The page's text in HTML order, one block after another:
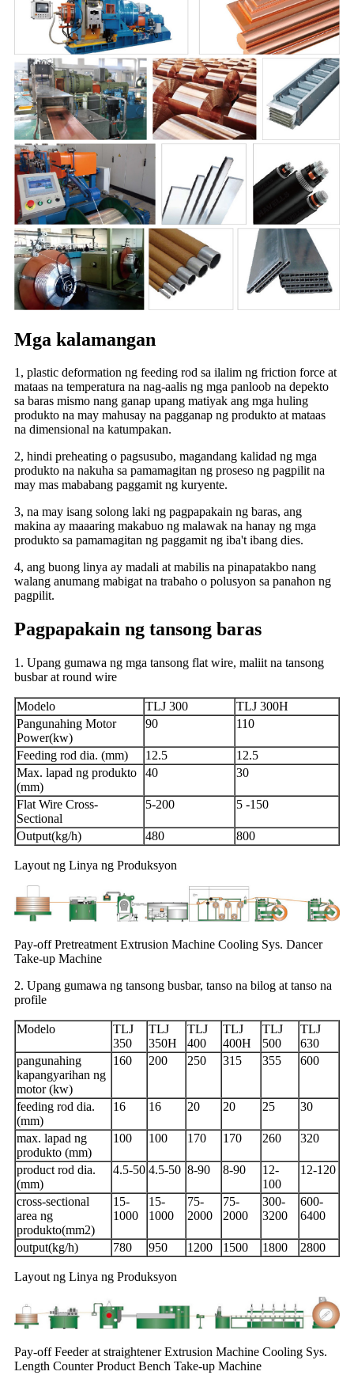
Mga kalamangan
1, plastic deformation ng feeding rod sa ilalim ng friction force at
mataas na temperatura na nag-aalis ng mga panloob na depekto
sa baras mismo nang ganap upang matiyak ang mga huling
produkto na may mahusay na pagganap ng produkto at mataas
na dimensional na katumpakan.
2, hindi preheating o pagsusubo, magandang kalidad ng mga
produkto na nakuha sa pamamagitan ng proseso ng pagpilit na
may mas mababang paggamit ng kuryente.
3, na may isang solong laki ng pagpapakain ng baras, ang
makina ay maaaring makabuo ng malawak na hanay ng mga
produkto sa pamamagitan ng paggamit ng iba't ibang dies.
4, ang buong linya ay madali at mabilis na pinapatakbo nang
walang anumang mabigat na trabaho o polusyon sa panahon ng
pagpilit.
Pagpapakain ng tansong baras
1. Upang gumawa ng mga tansong flat wire, maliit na tansong
busbar at round wire
Modelo TLJ 300
TLJ 300H
Pangunahing Motor
Power(kw)
90 110
Feeding rod dia. (mm) 12.5
12.5
Max. lapad ng produkto
(mm)
40 30
Flat Wire Cross-
Sectional
5-200 5 -150
Output(kg/h) 480 800
Layout ng Linya ng Produksyon
Pay-off Pretreatment Extrusion Machine Cooling Sys. Dancer
Take-up Machine
2. Upang gumawa ng tansong busbar, tanso na bilog at tanso na
profile
Modelo
TLJ
350
TLJ
350H
TLJ
400
TLJ
400H
TLJ
500
TLJ
630
pangunahing
kapangyarihan ng
motor (kw)
160 200 250 315 355 600
feeding rod dia.
(mm)
16 16 20 20 25 30
max. lapad ng
produkto (mm)
100 100 170 170 260 320
product rod dia.
(mm)
4.5-50 4.5-50 8-90 8-90
12-
100
12-120
cross-sectional
area ng
produkto(mm2)
15-
1000
15-
1000
75-
2000
75-
2000
300-
3200
600-
6400
output(kg/h) 780 950 1200 1500 1800 2800
Layout ng Linya ng Produksyon
Pay-off Feeder at straightener Extrusion Machine Cooling Sys.
Length Counter Product Bench Take-up Machine